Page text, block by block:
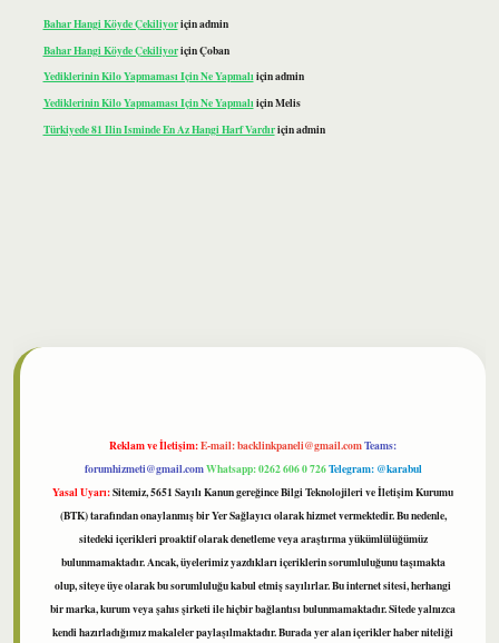
Bahar Hangi Köyde Çekiliyoriçinadmin
Bahar Hangi Köyde ÇekiliyoriçinÇoban
Yediklerinin Kilo Yapmaması Için Ne Yapmalıiçinadmin
Yediklerinin Kilo Yapmaması Için Ne YapmalıiçinMelis
Türkiyede 81 Ilin Isminde En Az Hangi Harf Vardıriçinadmin
Reklam ve İletişim:E-mail:backlinkpaneli@gmail.comTeams:
forumhizmeti@gmail.comWhatsapp: 0262 606 0 726Telegram: @karabul
Yasal Uyarı:Sitemiz, 5651 Sayılı Kanun gereğince Bilgi Teknolojileri ve İletişim Kurumu
(BTK) tarafından onaylanmış bir Yer Sağlayıcı olarak hizmet vermektedir. Bu nedenle,
sitedeki içerikleri proaktif olarak denetleme veya araştırma yükümlülüğümüz
bulunmamaktadır. Ancak, üyelerimiz yazdıkları içeriklerin sorumluluğunu taşımakta
olup, siteye üye olarak bu sorumluluğu kabul etmiş sayılırlar. Bu internet sitesi, herhangi
bir marka, kurum veya şahıs şirketi ile hiçbir bağlantısı bulunmamaktadır. Sitede yalnızca
kendi hazırladığımız makaleler paylaşılmaktadır. Burada yer alan içerikler haber niteliği